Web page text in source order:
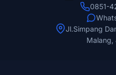
0851-
Jl.Simpang
Malang,